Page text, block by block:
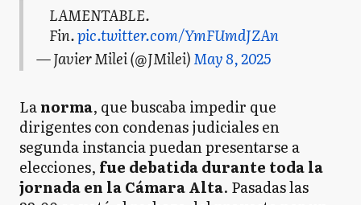
LAMENTABLE.
Fin.pic.twitter.com/YmFUmdJZAn
— Javier Milei (@JMilei)May 8, 2025
Lanorma, que buscaba impedir que
dirigentes con condenas judiciales en
segunda instancia puedan presentarse a
elecciones, fue debatida durante toda la
jornada en la Cámara Alta. Pasadas las